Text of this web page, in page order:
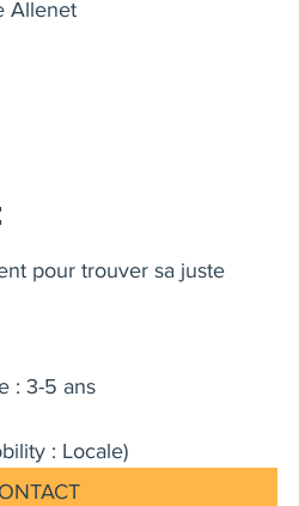
pour trouver sa juste
: 3-5 ans
: Locale)